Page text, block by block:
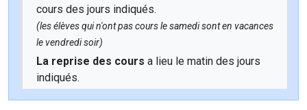
cours des jours indiqués.
(les élèves qui n'ont pas cours le samedi sont en vacances
le vendredi soir)
La reprise des cours a lieu le matin des jours
indiqués.